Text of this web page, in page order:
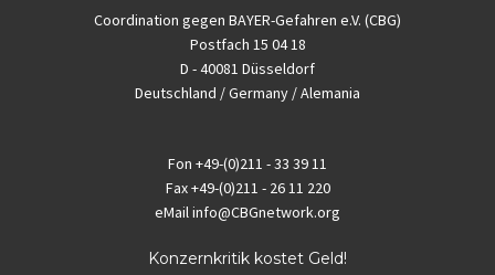
Coordination gegen BAYER-Gefahren e.V. (CBG)
Postfach 15 04 18
D - 40081 Düsseldorf
Deutschland / Germany / Alemania
Fon +49-(0)211 - 33 39 11
Fax+49-(0)211 - 26 11 220
eMailinfo@CBGnetwork.org
Konzernkritik kostet Geld!